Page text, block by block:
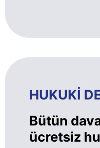
HUKUKİ
Bütün
ücretsiz